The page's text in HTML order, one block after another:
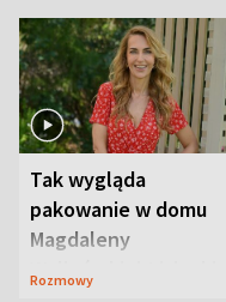
Tak wygląda
pakowanie w domu
Magdaleny
Waligórskiej-Lisieckiej.
Rozmowy